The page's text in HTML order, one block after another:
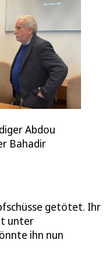
Abdou
Bahadir
getötet. Ihr
unter
ihn nun